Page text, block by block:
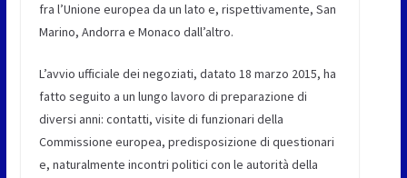
fra l’Unione europea da un lato e, rispettivamente, San
Marino, Andorra e Monaco dall’altro.
L’avvio ufficiale dei negoziati, datato 18 marzo 2015, ha
fatto seguito a un lungo lavoro di preparazione di
diversi anni: contatti, visite di funzionari della
Commissione europea, predisposizione di questionari
e, naturalmente incontri politici con le autorità della